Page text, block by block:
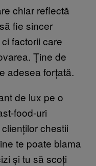
chiar reflectă
fie sincer
factorii care
Ține de
adesea forțată.
de lux pe o
food-uri
chestii
te poate blama
și tu să scoți